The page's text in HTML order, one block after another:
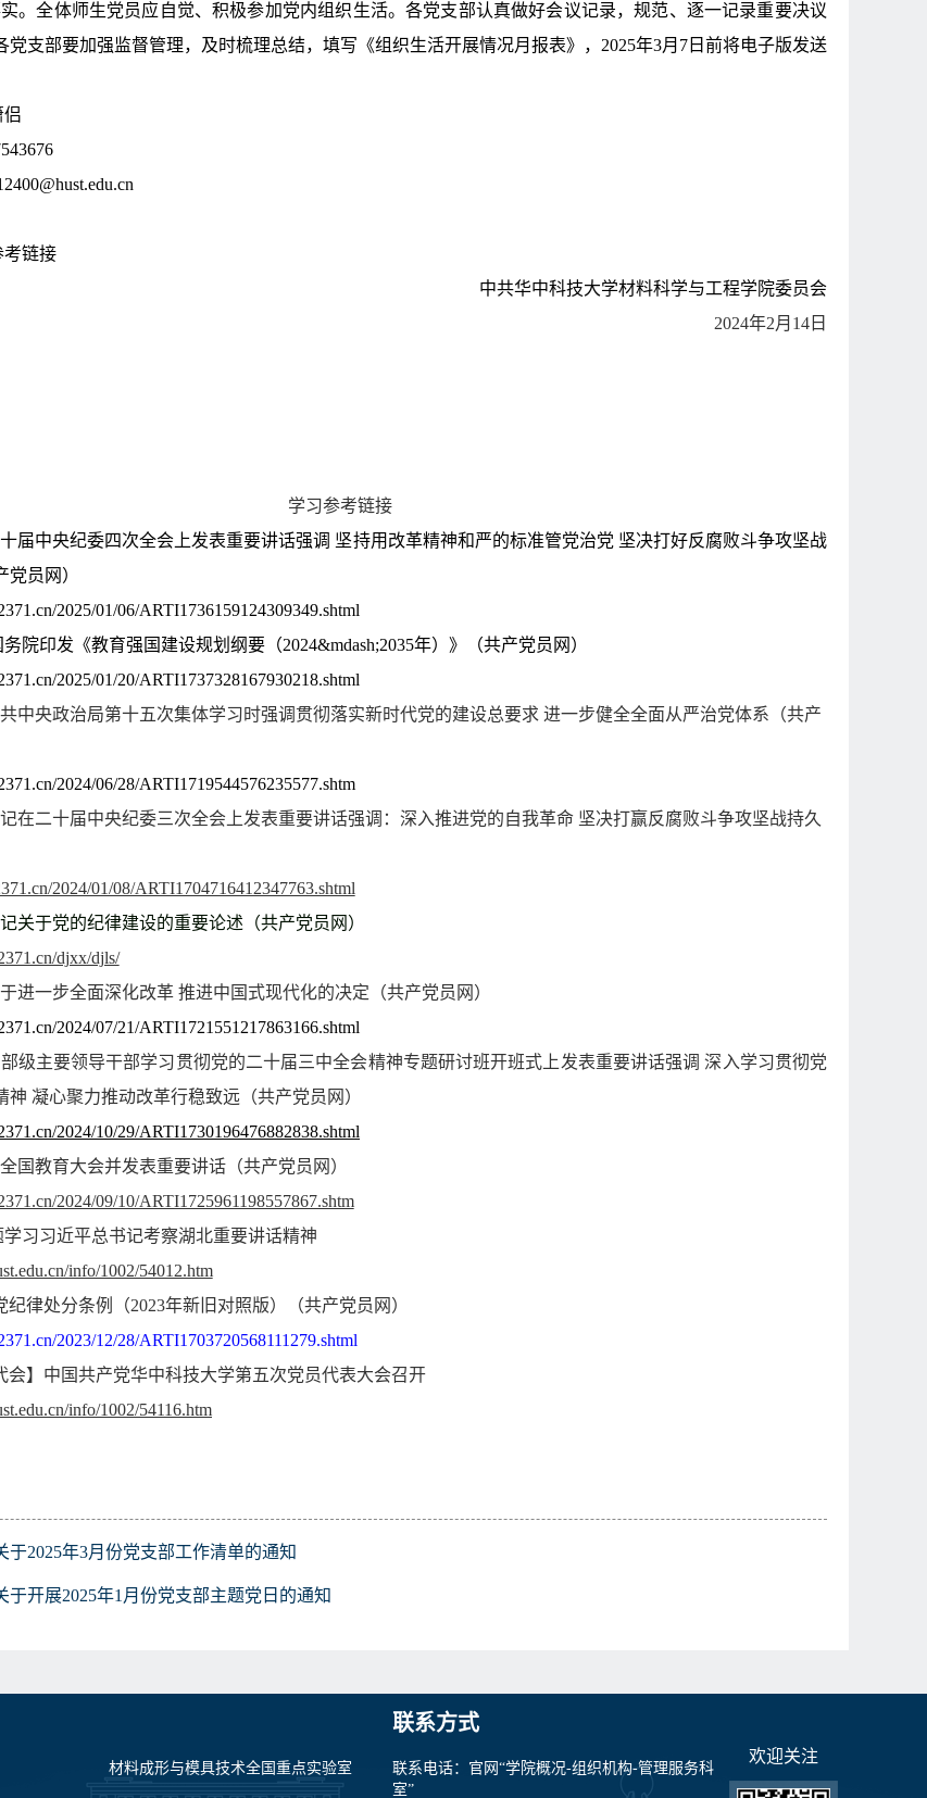
。全体师生党员应自觉、积极参加党内组织生活。各党支部认真做好会议记录，规范、逐一记录重要决议
党支部要加强监督管理，及时梳理总结，填写《组织生活开展情况月报表》， 2025年3月 7 日前将电子版发送
侣
考链接
中共华中科技大学材料科学与工程学院委员会
2024年2月 14 日
学习参考链接
届中央纪委四次全会上发表重要讲话强调 坚持用改革精神和严的标准管党治党 坚决打好反腐败斗争攻坚战
员网）
2025/01/06/ARTI1736159124309349.shtml
务院印发《教育强国建设规划纲要（2024&mdash;2035年）》（共产党员网）
2025/01/20/ARTI1737328167930218.shtml
中央政治局第十五次集体学习时强调贯彻落实新时代党的建设总要求 进一步健全全面从严治党体系（共产
2024/06/28/ARTI1719544576235577.shtm
在二十届中央纪委三次全会上发表重要讲话强调：深入推进党的自我革命 坚决打赢反腐败斗争攻坚战持久
2024/01/08/ARTI1704716412347763.shtml
关于党的纪律建设的重要论述（共产党员网）
djxx/djls/
进一步全面深化改革 推进中国式现代化的决定（共产党员网）
2024/07/21/ARTI1721551217863166.shtml
级主要领导干部学习贯彻党的二十届三中全会精神专题研讨班开班式上发表重要讲话强调 深入学习贯彻党
神 凝心聚力推动改革行稳致远（共产党员网）
2024/10/29/ARTI1730196476882838.shtml
国教育大会并发表重要讲话（共产党员网）
2024/09/10/ARTI1725961198557867.shtm
习习近平总书记考察湖北重要讲话精神
info/1002/54012.htm
纪律处分条例（2023年新旧对照版）（共产党员网）
2023/12/28/ARTI1703720568111279.shtml
会】中国共产党华中科技大学第五次党员代表大会召开
info/1002/54116.htm
于2025年3月份党支部工作清单的通知
于开展2025年1月份党支部主题党日的通知
材料成形与模具技术全国重点实验室
联系方式
联系电话：官网“学院概况-组织机构-管理服务科
室”
欢迎关注